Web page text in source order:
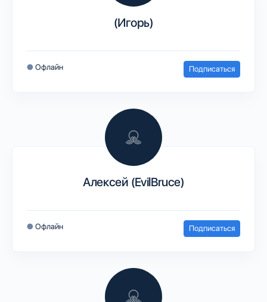
(Игорь)
● Офлайн Подписаться
Алексей (EvilBruce)
● Офлайн Подписаться